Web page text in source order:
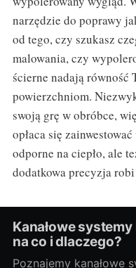
narzędzie do poprawy
od tego, czy szukasz
malowania, czy
ścierne nadają równość
powierzchniom.
swoją grę w obróbce,
opłaca się
odporne na ciepło, ale
dodatkowa precyzja
Kanałowe
na co i dlaczego?
Poznajemy kanałowe